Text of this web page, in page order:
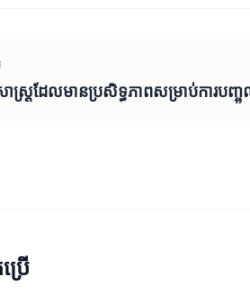
ស្ត្រដែលមានប្រសិទ្ធភាពសម្រាប់ការបញ្
រើ